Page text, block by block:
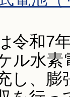
令和7
ル水素
し、